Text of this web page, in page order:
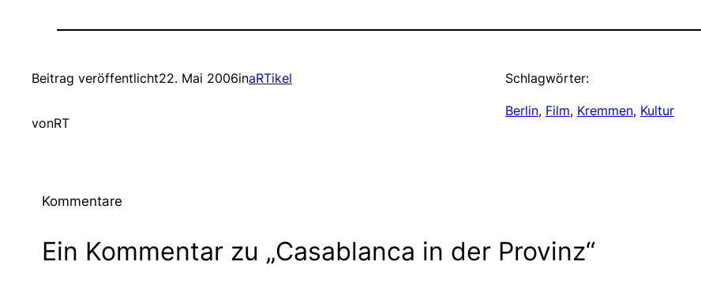
Beitrag veröffentlicht22. Mai 2006inaRTikel
vonRT
Schlagwörter:
Berlin, Film, Kremmen, Kultur
Kommentare
Ein Kommentar zu „Casablanca in der Provinz“